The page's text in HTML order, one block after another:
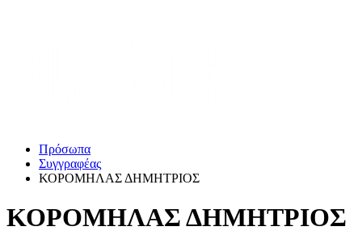
Πρόσωπα
Συγγραφέας
ΚΟΡΟΜΗΛΑΣ ΔΗΜΗΤΡΙΟΣ
ΚΟΡΟΜΗΛΑΣ ΔΗΜΗΤΡΙΟΣ